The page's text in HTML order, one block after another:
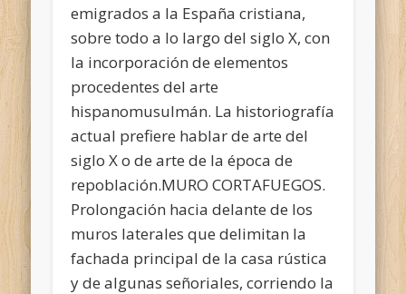
emigrados a la España cristiana,
sobre todo a lo largo del siglo X, con
la incorporación de elementos
procedentes del arte
hispanomusulmán. La historiografía
actual prefiere hablar de arte del
siglo X o de arte de la época de
repoblación.MURO CORTAFUEGOS.
Prolongación hacia delante de los
muros laterales que delimitan la
fachada principal de la casa rústica
y de algunas señoriales, corriendo la